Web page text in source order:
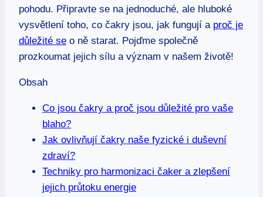
pohodu. Připravte se na jednoduché, ale hluboké
vysvětlení toho, co čakry jsou, jak fungují a proč je
důležité se o ně starat. Pojďme společně
prozkoumat jejich sílu a význam v našem životě!
Obsah
Co jsou čakry a proč jsou důležité pro vaše
blaho?
Jak ovlivňují čakry naše fyzické i duševní
zdraví?
Techniky pro harmonizaci čaker a zlepšení
jejich průtoku energie